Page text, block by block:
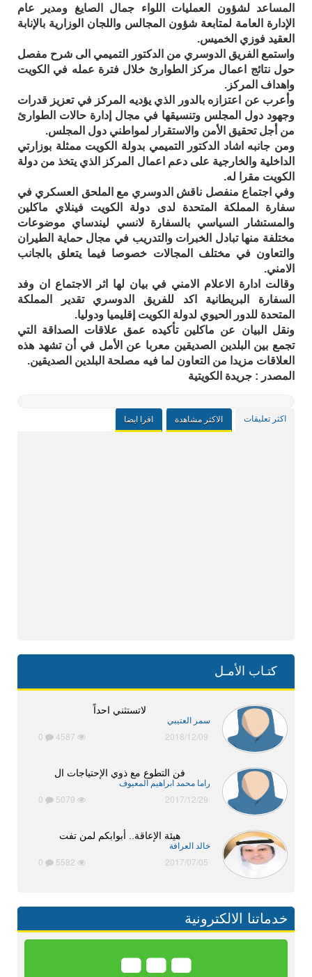
المساعد لشؤون العمليات اللواء جمال الصايغ ومدير عام
الإدارة العامة لمتابعة شؤون المجالس واللجان الوزارية بالإنابة
العقيد فوزي الخميس.
واستمع الفريق الدوسري من الدكتور التميمي الى شرح مفصل
حول نتائج اعمال مركز الطوارئ خلال فترة عمله في الكويت
واهداف المركز.
وأعرب عن اعتزازه بالدور الذي يؤديه المركز في تعزيز قدرات
وجهود دول المجلس وتنسيقها في مجال إدارة حالات الطوارئ
من أجل تحقيق الأمن والاستقرار لمواطني دول المجلس.
ومن جانبه اشاد الدكتور التميمي بدولة الكويت ممثلة بوزارتي
الداخلية والخارجية على دعم اعمال المركز الذي يتخذ من دولة
الكويت مقرا له.
وفي اجتماع منفصل ناقش الدوسري مع الملحق العسكري في
سفارة المملكة المتحدة لدى دولة الكويت فينلاي ماكلين
والمستشار السياسي بالسفارة لانسي ليندساي موضوعات
مختلفة منها تبادل الخبرات والتدريب في مجال حماية الطيران
والتعاون في مختلف المجالات خصوصا فيما يتعلق بالجانب
الامني.
وقالت ادارة الاعلام الامني في بيان لها اثر الاجتماع ان وفد
السفارة البريطانية اكد للفريق الدوسري تقدير المملكة
المتحدة للدور الحيوي لدولة الكويت إقليميا ودوليا.
ونقل البيان عن ماكلين تأكيده عمق علاقات الصداقة التي
تجمع بين البلدين الصديقين معربا عن الأمل في أن تشهد هذه
العلاقات مزيدا من التعاون لما فيه مصلحة البلدين الصديقين.
المصدر : جريدة الكويتية
اكثر تعليقات الاكثر مشاهدة اقرا ايضا
كتـاب الأمـل
لاتستثني احداً
سمر العتيبي
2018/12/09
فن التطوع مع ذوي الإحتياجات ال
راما محمد ابراهيم المعيوف
2017/12/29
هيئة الإعاقة.. أبوابكم لمن تفت
خالد العرافة
2017/07/05
خدماتنا الالكترونية